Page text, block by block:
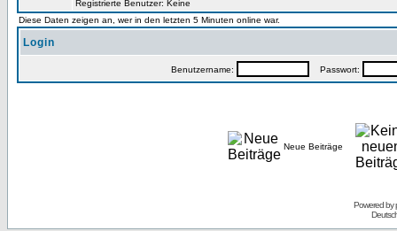
Registrierte Benutzer: Keine
Diese Daten zeigen an, wer in den letzten 5 Minuten online war.
Login
Benutzername: Passwort:
Neue Beiträge
Powered by